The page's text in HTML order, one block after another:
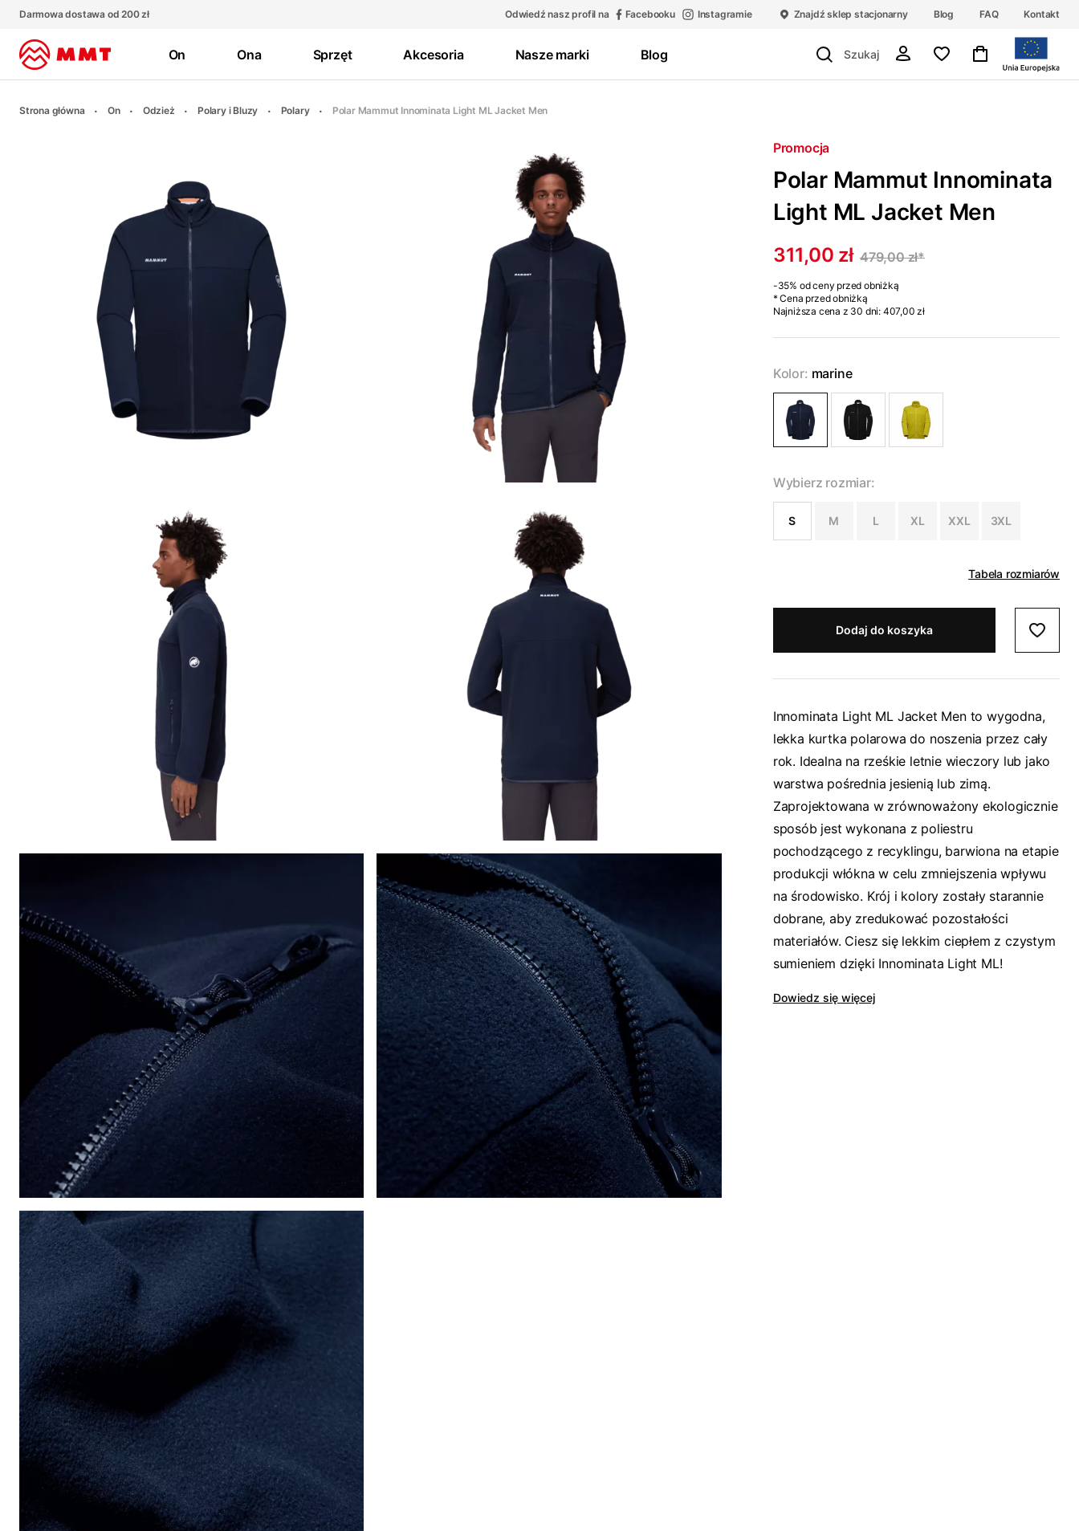
Darmowa dostawa od 200 zł Odwiedź nasz profil na Facebooku Instagramie Znajdź sklep stacjonarny Blog FAQ Kontakt
On Ona Sprzęt Akcesoria Nasze marki Blog
Strona główna On Odzież Polary i Bluzy Polary Polar Mammut Innominata Light ML Jacket Men
Promocja
Polar Mammut Innominata
Light ML Jacket Men
311,00 zł 479,00 zł*
-35% od ceny przed obniżką
* Cena przed obniżką
Najniższa cena z 30 dni: 407,00 zł
Kolor: marine
Wybierz rozmiar:
S M L XL XXL 3XL
Tabela rozmiarów
Dodaj do koszyka
Innominata Light ML Jacket Men to wygodna,
lekka kurtka polarowa do noszenia przez cały
rok. Idealna na rześkie letnie wieczory lub jako
warstwa pośrednia jesienią lub zimą.
Zaprojektowana w zrównoważony ekologicznie
sposób jest wykonana z poliestru
pochodzącego z recyklingu, barwiona na etapie
produkcji włókna w celu zmniejszenia wpływu
na środowisko. Krój i kolory zostały starannie
dobrane, aby zredukować pozostałości
materiałów. Ciesz się lekkim ciepłem z czystym
sumieniem dzięki Innominata Light ML!
Dowiedz się więcej